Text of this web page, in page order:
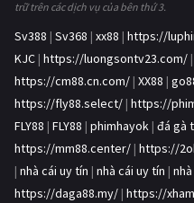
trữ trên các dịch vụ của bên thứ 3.
Sv388 | Sv368 | xx88 | https://
KJC | https://luongsontv23.com/ |
https://cm88.cn.com/ | XX88 |
https://fly88.select/ | https://
FLY88 | FLY88 | phimhayok | đá gà
https://mm88.center/ | https://
| nhà cái uy tín | nhà cái uy tín |
https://daga88.my/ | https://